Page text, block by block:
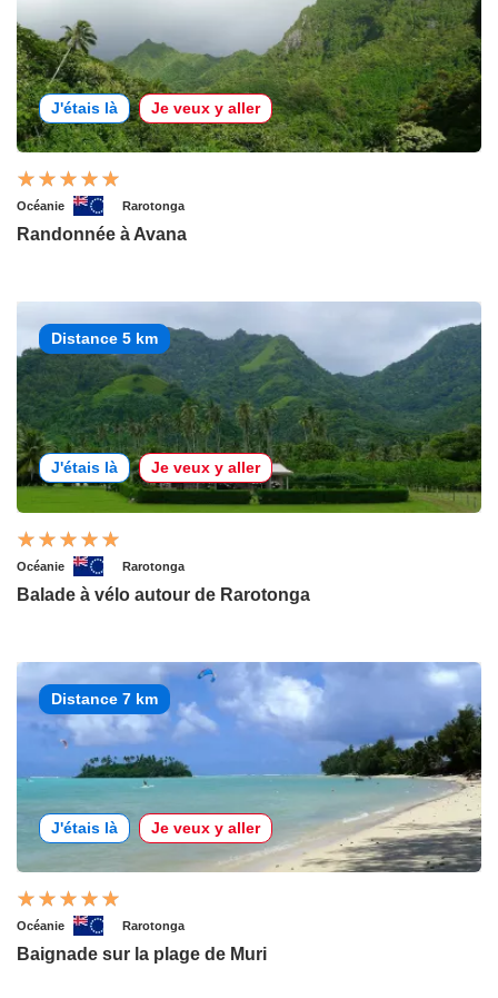
J'étais là Je veux y aller
Océanie Rarotonga
Randonnée à Avana
Distance 5 km
J'étais là Je veux y aller
Océanie Rarotonga
Balade à vélo autour de Rarotonga
Distance 7 km
J'étais là Je veux y aller
Océanie Rarotonga
Baignade sur la plage de Muri